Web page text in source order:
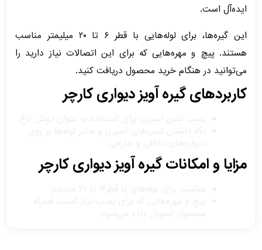
ایده‌آل است.
این گیره‌ها، برای لوله‌هایی با قطر ۶ تا ۲۰ میلیمتر مناسب
هستند. پیچ و مهره‌هایی که برای این اتصالات نیاز دارید را
می‌توانید در هنگام خرید محصول دریافت کنید.
کاربردهای گیره آویز دیواری کارچر
مزایا و امکانات گیره آویز دیواری کارچر